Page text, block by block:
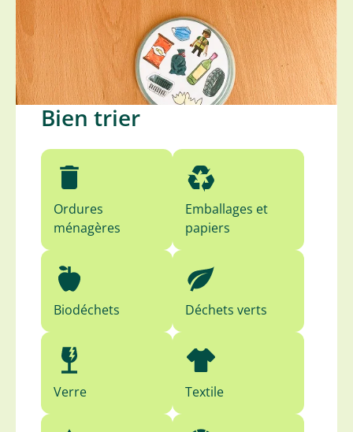
Bien trier
Ordures
ménagères
Emballages et
papiers
Biodéchets Déchets verts
Verre Textile